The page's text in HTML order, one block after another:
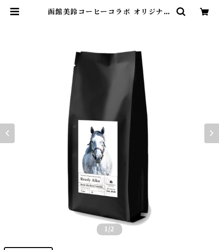
函館美鈴コーヒーコラボ オリジナル
1 /2